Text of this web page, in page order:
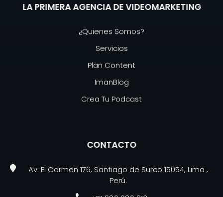
LA PRIMERA AGENCIA DE VIDEOMARKETING
¿Quienes Somos?
Servicios
Plan Content
ImanBlog
Crea Tu Podcast
CONTACTO
Av. El Carmen 176, Santiago de Surco 15054, Lima ,
Perú.